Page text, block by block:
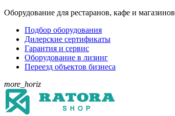
Оборудование для рестаранов, кафе и магазинов
Подбор оборудования
Дилерские сертификаты
Гарантия и сервис
Оборудование в лизинг
Переезд объектов бизнеса
more_horiz